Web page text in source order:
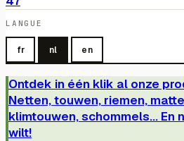
LANGUE
fr nl en
Ontdek in één klik al onze
Netten, touwen, riemen,
klimtouwen, schommels... En
wilt!